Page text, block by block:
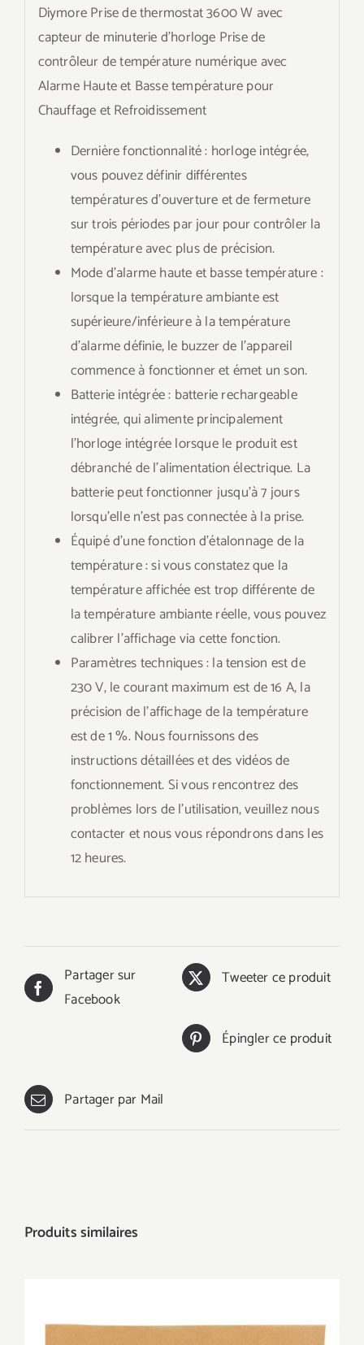
Diymore Prise de thermostat 3600 W avec
capteur de minuterie d’horloge Prise de
contrôleur de température numérique avec
Alarme Haute et Basse température pour
Chauffage et Refroidissement
Dernière fonctionnalité : horloge intégrée,
vous pouvez définir différentes
températures d’ouverture et de fermeture
sur trois périodes par jour pour contrôler la
température avec plus de précision.
Mode d’alarme haute et basse température :
lorsque la température ambiante est
supérieure/inférieure à la température
d’alarme définie, le buzzer de l’appareil
commence à fonctionner et émet un son.
Batterie intégrée : batterie rechargeable
intégrée, qui alimente principalement
l’horloge intégrée lorsque le produit est
débranché de l’alimentation électrique. La
batterie peut fonctionner jusqu’à 7 jours
lorsqu’elle n’est pas connectée à la prise.
Équipé d’une fonction d’étalonnage de la
température : si vous constatez que la
température affichée est trop différente de
la température ambiante réelle, vous pouvez
calibrer l’affichage via cette fonction.
Paramètres techniques : la tension est de
230 V, le courant maximum est de 16 A, la
précision de l’affichage de la température
est de 1 %. Nous fournissons des
instructions détaillées et des vidéos de
fonctionnement. Si vous rencontrez des
problèmes lors de l’utilisation, veuillez nous
contacter et nous vous répondrons dans les
12 heures.
Partager sur
Facebook
Tweeter ce produit
Épingler ce produit
Partager par Mail
Produits similaires